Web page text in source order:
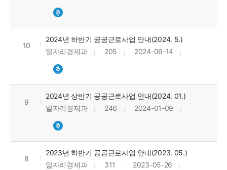
10
2024년 하반기 공공근로사업 안내(2024. 5.)
일자리경제과
205 2024-06-14
9
2024년 상반기 공공근로사업 안내(2024. 01.)
일자리경제과
246 2024-01-09
8
2023년 하반기 공공근로사업 안내(2023. 05.)
일자리경제과
311 2023-05-26